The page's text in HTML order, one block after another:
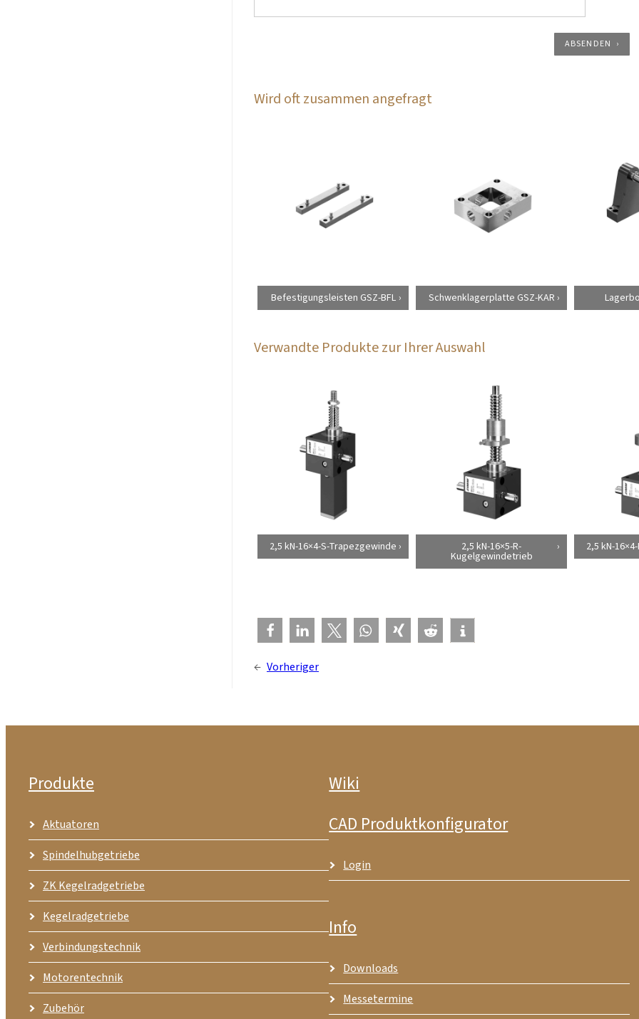
ABSENDEN
Wird oft zusammen angefragt
Befestigungsleisten GSZ-BFL Schwenklagerplatte GSZ-KAR
Verwandte Produkte zur Ihrer Auswahl
2,5 kN-16×4-S-Trapezgewinde 2,5 kN-16×5-R-
Kugelgewindetrieb
2,5 kN-
← Vorheriger
Produkte
Aktuatoren
Spindelhubgetriebe
ZK Kegelradgetriebe
Kegelradgetriebe
Verbindungstechnik
Motorentechnik
Zubehör
Wiki
CAD Produktkonfigurator
Login
Info
Downloads
Messetermine